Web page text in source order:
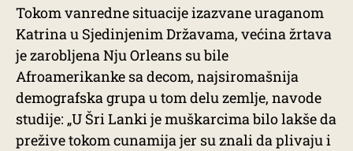
Tokom vanredne situacije izazvane uraganom
Katrina u Sjedinjenim Državama, većina žrtava
je zarobljena Nju Orleans su bile
Afroamerikanke sa decom, najsiromašnija
demografska grupa u tom delu zemlje, navode
studije: „U Šri Lanki je muškarcima bilo lakše da
prežive tokom cunamija jer su znali da plivaju i